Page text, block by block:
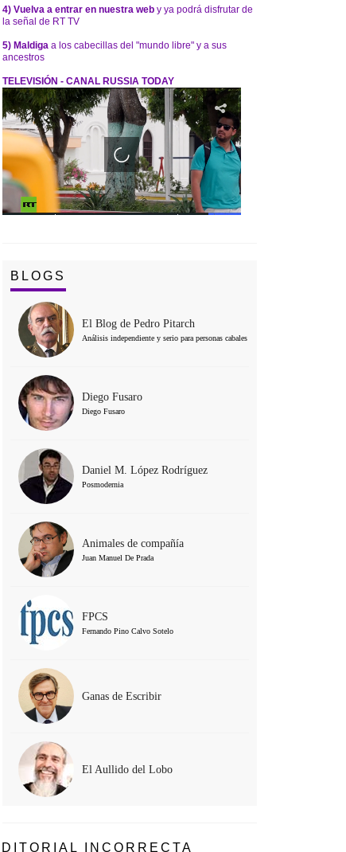
4) Vuelva a entrar en nuestra web y ya podrá disfrutar de
la señal de RT TV
5) Maldiga a los cabecillas del "mundo libre" y a sus
ancestros
TELEVISIÓN - CANAL RUSSIA TODAY
BLOGS
El Blog de Pedro Pitarch
Análisis independiente y serio para personas cabales
Diego Fusaro
Diego Fusaro
Daniel M. López Rodríguez
Posmodernia
Animales de compañía
Juan Manuel De Prada
FPCS
Fernando Pino Calvo Sotelo
Ganas de Escribir
El Aullido del Lobo
INCORRECTA